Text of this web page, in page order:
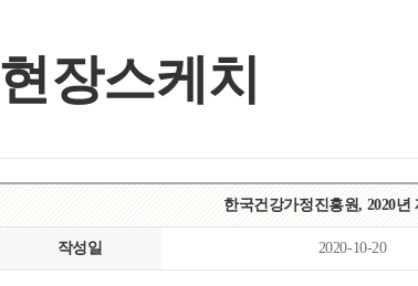
현장스케치
한국건강가정진흥원, 2020
작성일 2020-10-20